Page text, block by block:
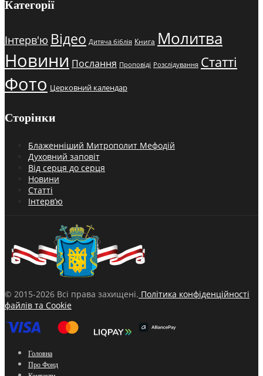
Категорії
Інтерв'ю Відео Дитяча біблія Книга Молитва
Новини Послання Проповіді Розслідування Статті
Фото Церковний календар
Сторінки
Блаженніший Митрополит Мефодій
Духовний заповіт
Від серця до серця
Новини
Статті
Інтерв’ю
© 2015-2026 Всі права захищені. Політика конфіденційності
файлів та Cookie
Головна
Про Фонд